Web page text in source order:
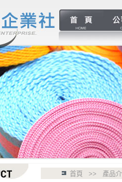
首頁 >> 產品